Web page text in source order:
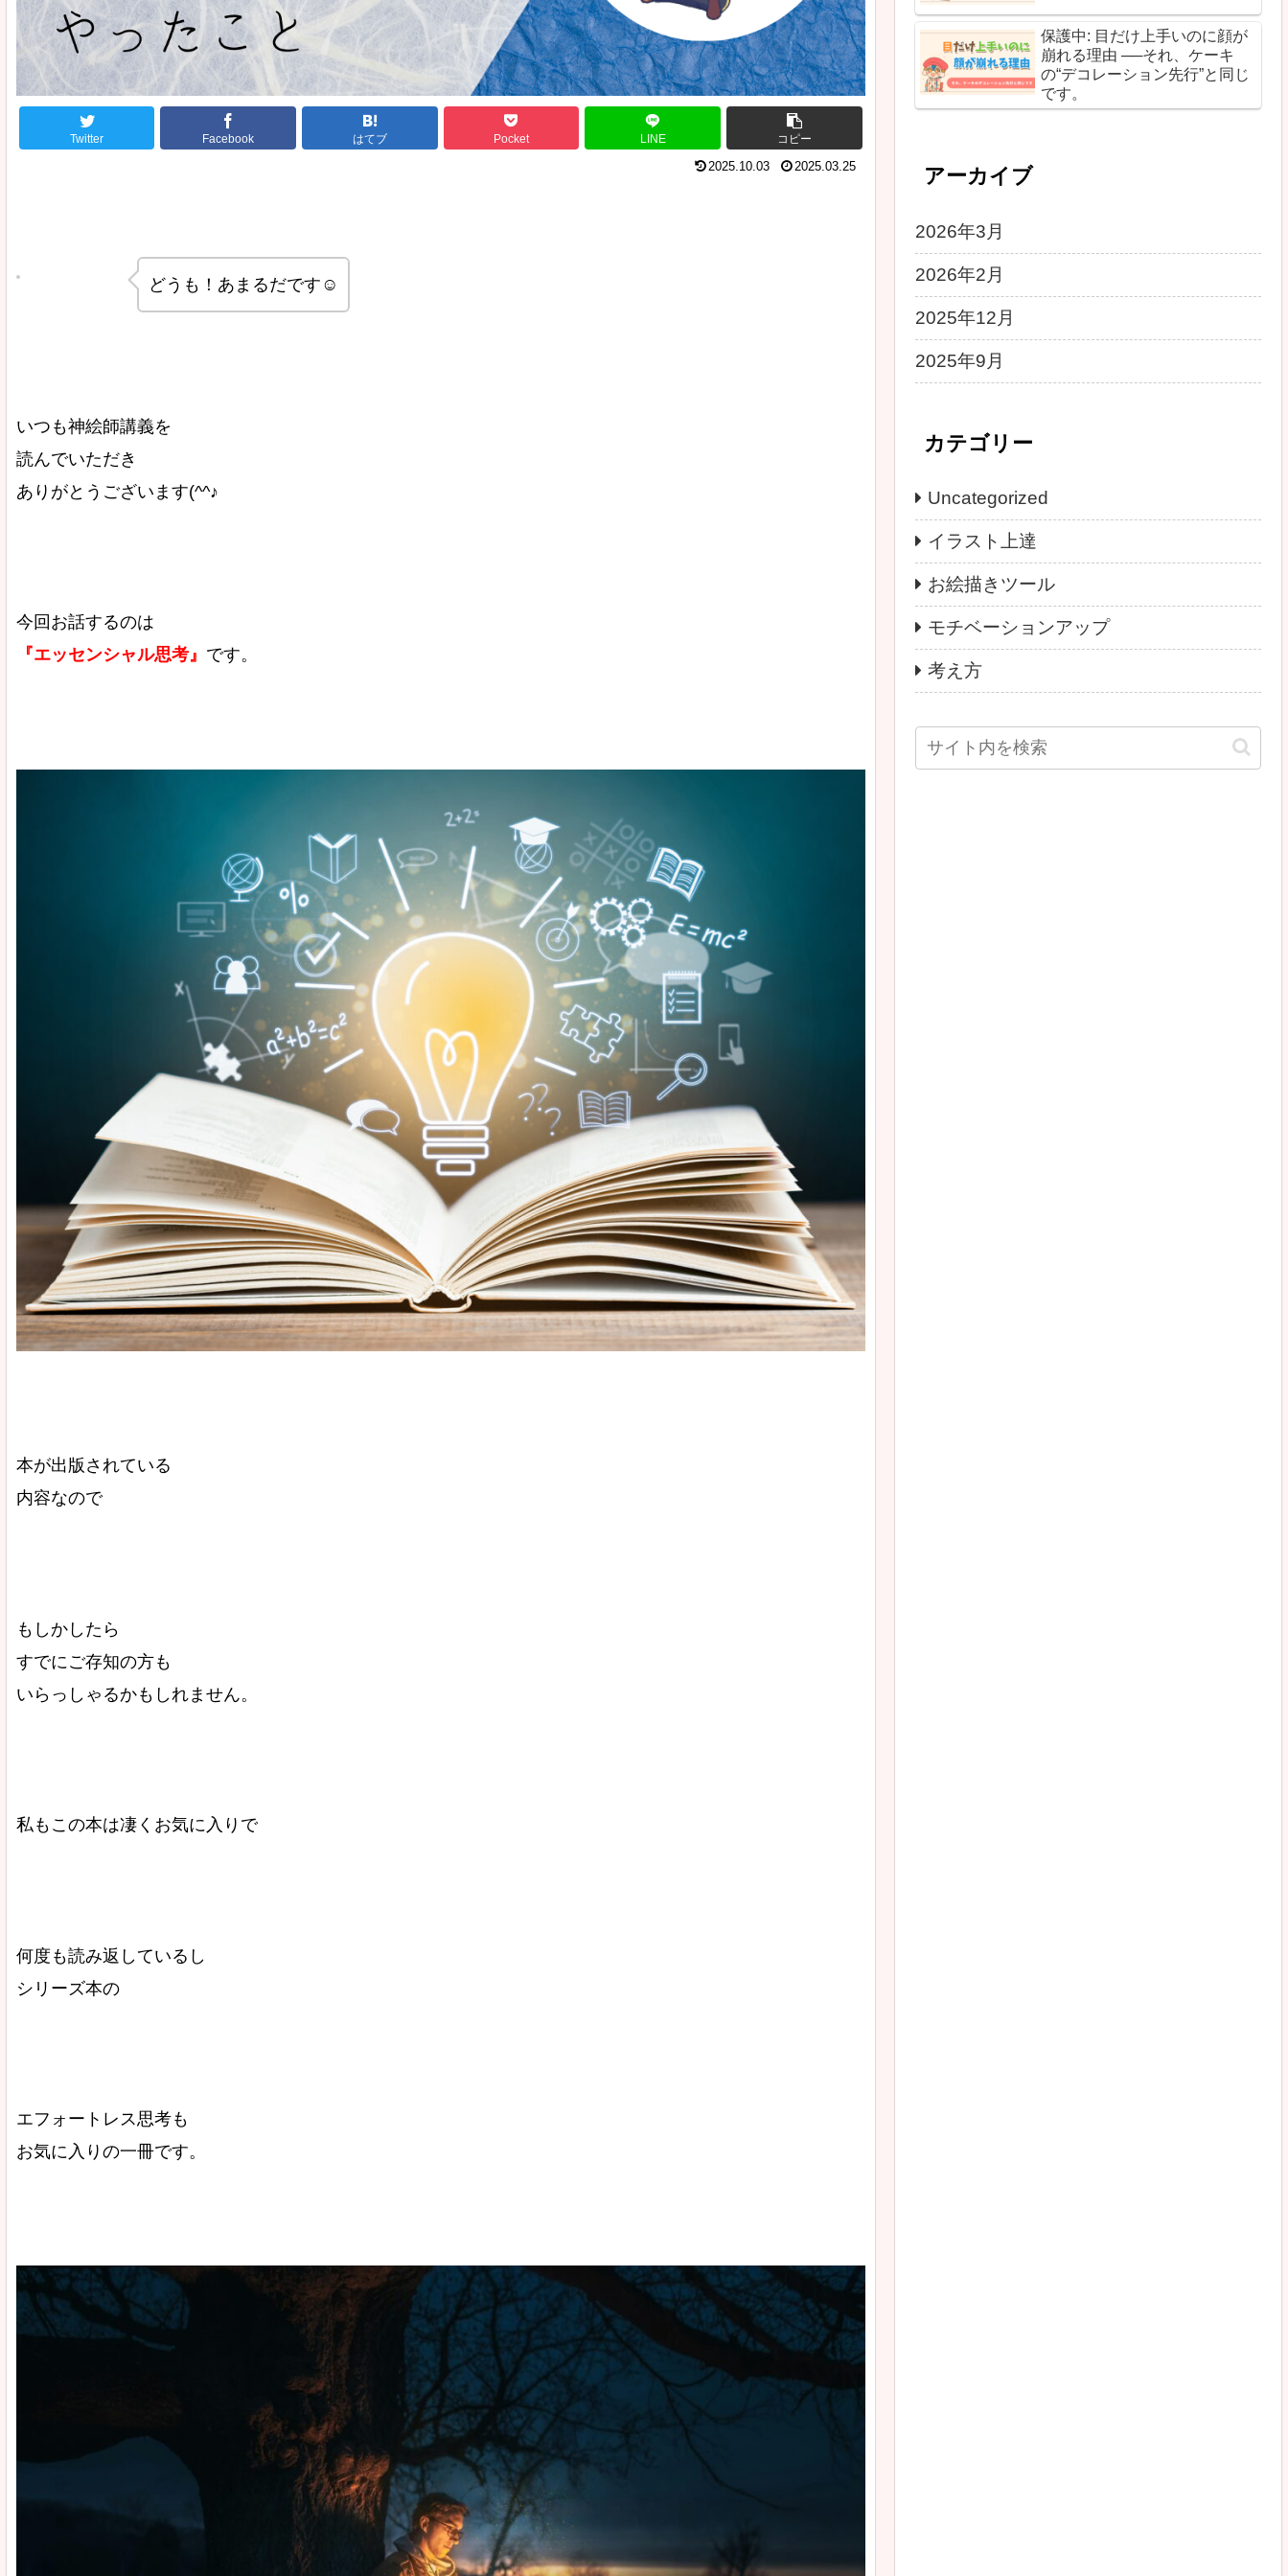
Twitter Facebook はてブ Pocket LINE コピー
2025.10.03 2025.03.25
どうも！あまるだです☺️
いつも神絵師講義を
読んでいただき
ありがとうございます(^^♪
今回お話するのは
『エッセンシャル思考』 です。
本が出版されている
内容なので
もしかしたら
すでにご存知の方も
いらっしゃるかもしれません。
私もこの本は凄くお気に入りで
何度も読み返しているし
シリーズ本の
エフォートレス思考も
お気に入りの一冊です。
保護中: 目だけ上手いのに顔が
崩れる理由 ──それ、ケーキ
の“デコレーション先行”と同じ
です。
アーカイブ
2026年3月
2026年2月
2025年12月
2025年9月
カテゴリー
Uncategorized
イラスト上達
お絵描きツール
モチベーションアップ
考え方